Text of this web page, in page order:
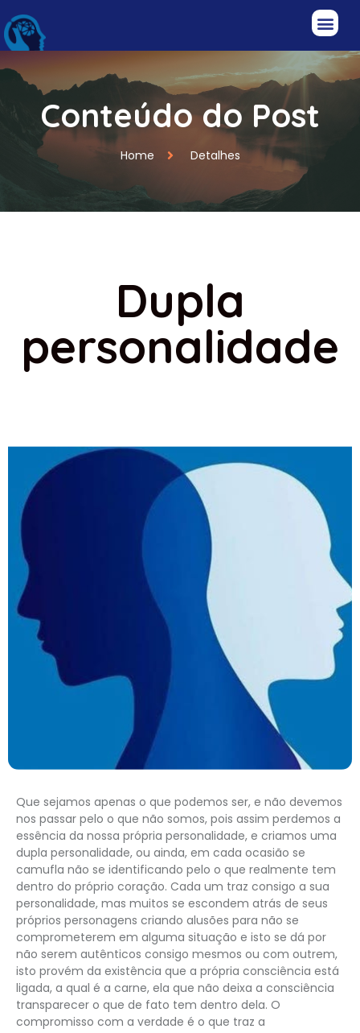
Conteúdo do Post
Home Detalhes
Dupla
personalidade
Que sejamos apenas o que podemos ser, e não devemos
nos passar pelo o que não somos, pois assim perdemos a
essência da nossa própria personalidade, e criamos uma
dupla personalidade, ou ainda, em cada ocasião se
camufla não se identificando pelo o que realmente tem
dentro do próprio coração. Cada um traz consigo a sua
personalidade, mas muitos se escondem atrás de seus
próprios personagens criando alusões para não se
comprometerem em alguma situação e isto se dá por
não serem autênticos consigo mesmos ou com outrem,
isto provém da existência que a própria consciência está
ligada, a qual é a carne, ela que não deixa a consciência
transparecer o que de fato tem dentro dela. O
compromisso com a verdade é o que traz a